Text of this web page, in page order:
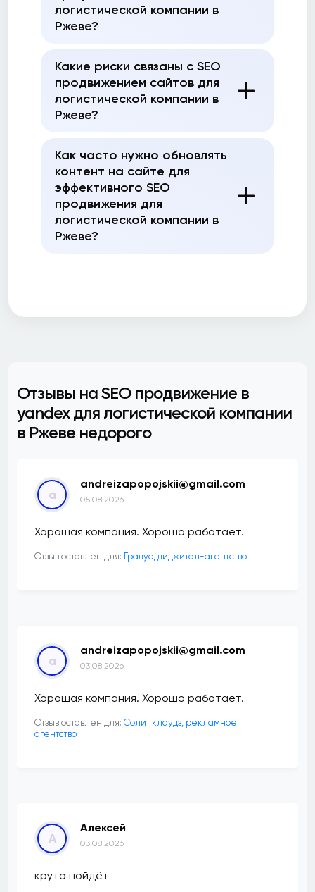
логистической компании в
Ржеве?
Какие риски связаны с SEO
продвижением сайтов для
логистической компании в
Ржеве?
Как часто нужно обновлять
контент на сайте для
эффективного SEO
продвижения для
логистической компании в
Ржеве?
Отзывы на SEO продвижение в
yandex для логистической компании
в Ржеве недорого
a
andreizapopojskii@gmail.com
05.08.2026
Хорошая компания. Хорошо работает.
Отзыв оставлен для: ​Градус, диджитал-агентство
a
andreizapopojskii@gmail.com
03.08.2026
Хорошая компания. Хорошо работает.
Отзыв оставлен для: Солит клаудз, рекламное
агентство
А
Алексей
03.08.2026
круто пойдёт